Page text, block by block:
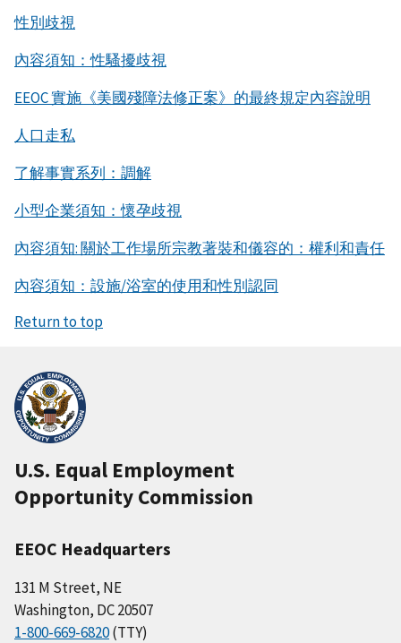
性別歧視
內容須知：性騷擾歧視
EEOC 實施《美國殘障法修正案》的最終規定內容說明
人口走私
了解事實系列：調解
小型企業須知：懷孕歧視
內容須知: 關於工作場所宗教著裝和儀容的：權利和責任
內容須知：設施/浴室的使用和性別認同
Return to top
U.S. Equal Employment
Opportunity Commission
EEOC Headquarters
131 M Street, NE
Washington, DC 20507
1-800-669-6820(TTY)